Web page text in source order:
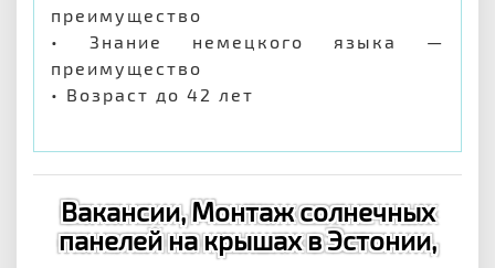
преимущество
• Знание немецкого языка —
преимущество
• Возраст до 42 лет
Вакансии, Монтаж солнечных
панелей на крышах в Эстонии,